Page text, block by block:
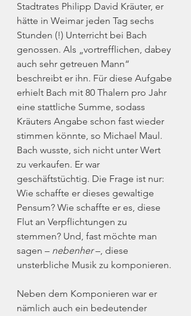
Stadtrates Philipp David Kräuter, er
hätte in Weimar jeden Tag sechs
Stunden (!) Unterricht bei Bach
genossen. Als „vortrefflichen, dabey
auch sehr getreuen Mann“
beschreibt er ihn. Für diese Aufgabe
erhielt Bach mit 80 Thalern pro Jahr
eine stattliche Summe, sodass
Kräuters Angabe schon fast wieder
stimmen könnte, so Michael Maul.
Bach wusste, sich nicht unter Wert
zu verkaufen. Er war
geschäftstüchtig. Die Frage ist nur:
Wie schaffte er dieses gewaltige
Pensum? Wie schaffte er es, diese
Flut an Verpflichtungen zu
stemmen? Und, fast möchte man
sagen – nebenher –, diese
unsterbliche Musik zu komponieren.
Neben dem Komponieren war er
nämlich auch ein bedeutender